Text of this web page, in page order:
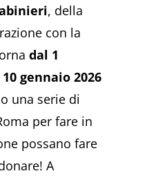
, della
con la
dal 1
gennaio 2026
una serie di
per fare in
possano fare
A